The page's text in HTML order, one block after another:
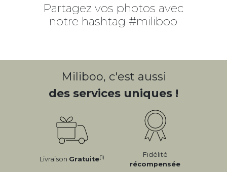
Partagez vos photos avec
notre hashtag #miliboo
Miliboo, c'est aussi
des services uniques !
Livraison Gratuite(1)
Fidélité
récompensée